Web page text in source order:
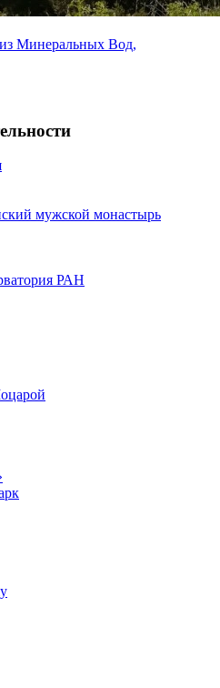
Минеральных Вод,
мужской монастырь
РАН